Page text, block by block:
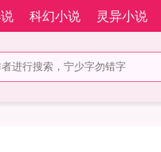
科幻小说 灵异小说